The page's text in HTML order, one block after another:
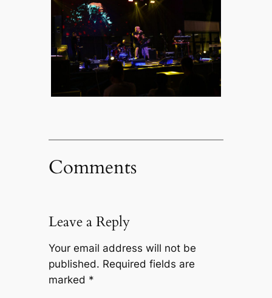
Comments
Leave a Reply
Your email address will not be
published. Required fields are
marked *